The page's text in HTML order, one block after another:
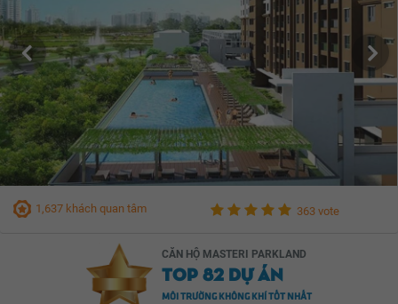
1,637 khách quan tâm 363 vote
CĂN HỘ MASTERI PARKLAND
TOP 82 DỰ ÁN
MÔI TRƯỜNG KHÔNG KHÍ TỐT NHẤT